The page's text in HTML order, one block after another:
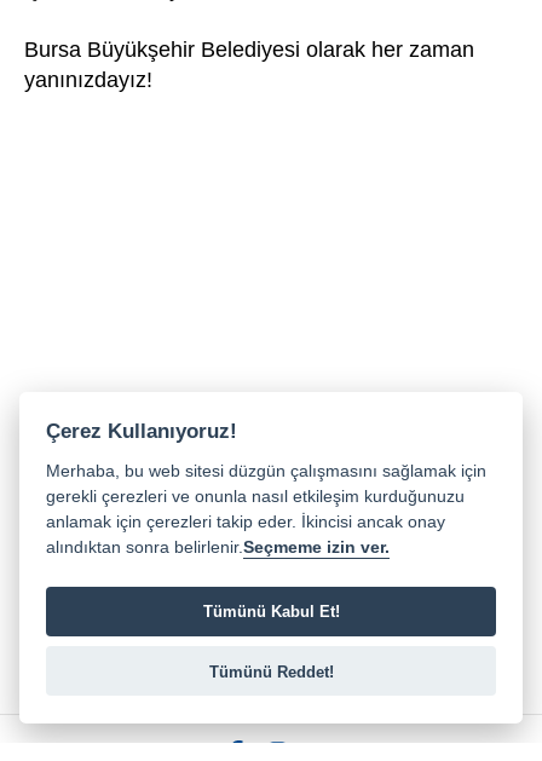
Bursa Büyükşehir Belediyesi olarak her zaman
yanınızdayız!
Çerez Kullanıyoruz!
Merhaba, bu web sitesi düzgün çalışmasını sağlamak için
gerekli çerezleri ve onunla nasıl etkileşim kurduğunuzu
anlamak için çerezleri takip eder. İkincisi ancak onay
alındıktan sonra belirlenir.Seçmeme izin ver.
Tümünü Kabul Et!
Tümünü Reddet!